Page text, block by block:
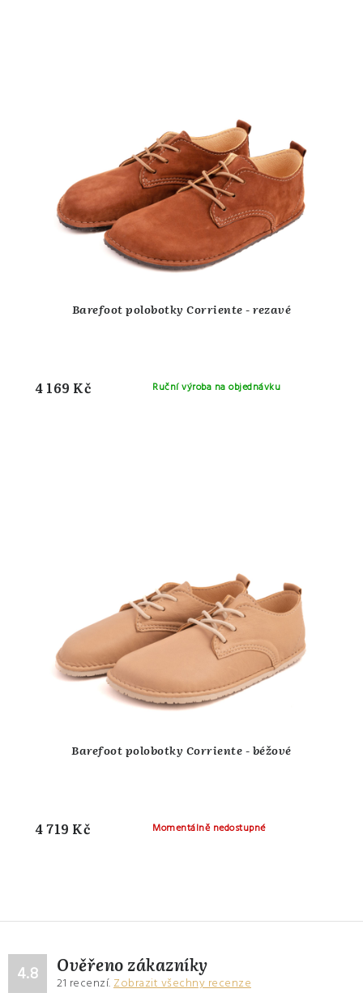
Barefoot polobotky Corriente - rezavé
Ruční výroba na objednávku
4 169 Kč
Barefoot polobotky Corriente - béžové
Momentálně nedostupné
4 719 Kč
4.8 Ověřeno zákazníky
21 recenzí. Zobrazit všechny recenze